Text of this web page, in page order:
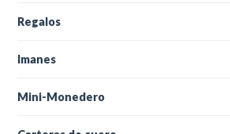
Regalos
Imanes
Mini-Monedero